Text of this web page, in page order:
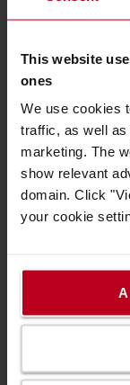
This website
ones
We use cookies
traffic, as well
marketing. The
show relevant
domain. Click
your cookie
Automatisierte
Regalsysteme
Tipps & Infos
Trends in der
Räder und Rollen